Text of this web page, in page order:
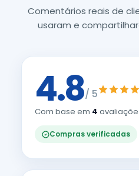
Comentários reais de
usaram e
4.8/ 5
Com base em 4
Compras verificadas